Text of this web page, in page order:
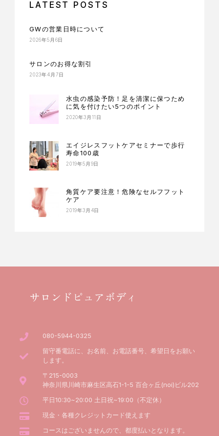
LATEST POSTS
GWの営業日時について
2026年5月6日
サロンのお得な割引
2023年4月7日
水虫の感染予防！足を清潔に保つため
に気を付けたい5つのポイント
2020年3月11日
エイジレスフットケアセミナーで歩行
寿命100歳
2019年5月9日
角質ケア要注意！危険なセルフフット
ケア
2019年3月4日
サロンドピュアボディ
080-5944-0325
留守番電話に、お名前、お電話番号、希望日をお願い
します。
〒215-0003
神奈川県川崎市麻生区高石1-1-5 百合ヶ丘(noi)ビル202
平日10:30~20:00 土日祝~19:00（不定休）
現金・各種クレジットカード使えます
コースはございませんので、都度払いとなります。